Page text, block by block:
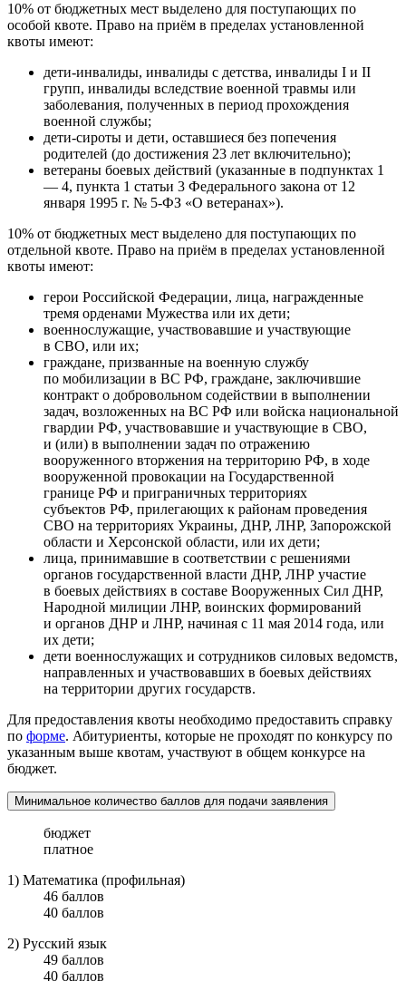
10% от бюджетных мест выделено для поступающих по
особой квоте. Право на приём в пределах установленной
квоты имеют:
дети-инвалиды, инвалиды с детства, инвалиды I и II
групп, инвалиды вследствие военной травмы или
заболевания, полученных в период прохождения
военной службы;
дети-сироты и дети, оставшиеся без попечения
родителей (до достижения 23 лет включительно);
ветераны боевых действий (указанные в подпунктах 1
— 4, пункта 1 статьи 3 Федерального закона от 12
января 1995 г. № 5-ФЗ «О ветеранах»).
10% от бюджетных мест выделено для поступающих по
отдельной квоте. Право на приём в пределах установленной
квоты имеют:
герои Российской Федерации, лица, награжденные
тремя орденами Мужества или их дети;
военнослужащие, участвовавшие и участвующие
в СВО, или их;
граждане, призванные на военную службу
по мобилизации в ВС РФ, граждане, заключившие
контракт о добровольном содействии в выполнении
задач, возложенных на ВС РФ или войска национальной
гвардии РФ, участвовавшие и участвующие в СВО,
и (или) в выполнении задач по отражению
вооруженного вторжения на территорию РФ, в ходе
вооруженной провокации на Государственной
границе РФ и приграничных территориях
субъектов РФ, прилегающих к районам проведения
СВО на территориях Украины, ДНР, ЛНР, Запорожской
области и Херсонской области, или их дети;
лица, принимавшие в соответствии с решениями
органов государственной власти ДНР, ЛНР участие
в боевых действиях в составе Вооруженных Сил ДНР,
Народной милиции ЛНР, воинских формирований
и органов ДНР и ЛНР, начиная с 11 мая 2014 года, или
их дети;
дети военнослужащих и сотрудников силовых ведомств,
направленных и участвовавших в боевых действиях
на территории других государств.
Для предоставления квоты необходимо предоставить справку
по форме. Абитуриенты, которые не проходят по конкурсу по
указанным выше квотам, участвуют в общем конкурсе на
бюджет.
Минимальное количество баллов для подачи заявления
бюджет
платное
1) Математика (профильная)
46 баллов
40 баллов
2) Русский язык
49 баллов
40 баллов